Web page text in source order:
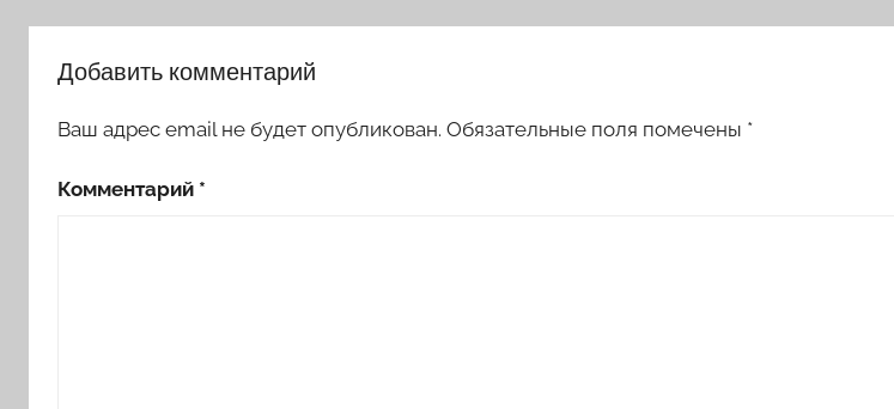
Добавить комментарий
Ваш адрес email не будет опубликован. Обязательные поля помечены *
Комментарий *